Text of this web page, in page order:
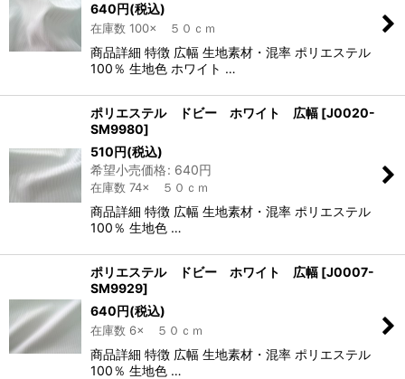
640円(税込)
在庫数 100× ５０ｃｍ
商品詳細 特徴 広幅 生地素材・混率 ポリエステル
100％ 生地色 ホワイト …
ポリエステル ドビー ホワイト 広幅 [J0020-
SM9980]
510円(税込)
希望小売価格: 640円
在庫数 74× ５０ｃｍ
商品詳細 特徴 広幅 生地素材・混率 ポリエステル
100％ 生地色 …
ポリエステル ドビー ホワイト 広幅 [J0007-
SM9929]
640円(税込)
在庫数 6× ５０ｃｍ
商品詳細 特徴 広幅 生地素材・混率 ポリエステル
100％ 生地色 …